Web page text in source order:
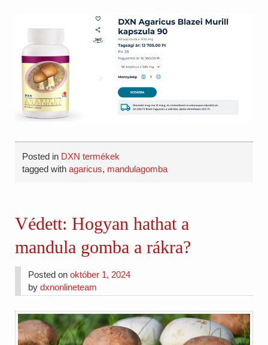
Posted in DXN termékek
tagged withagaricus, mandulagomba
Védett: Hogyan hathat a
mandula gomba a rákra?
Posted onoktóber 1, 2024
bydxnonlineteam